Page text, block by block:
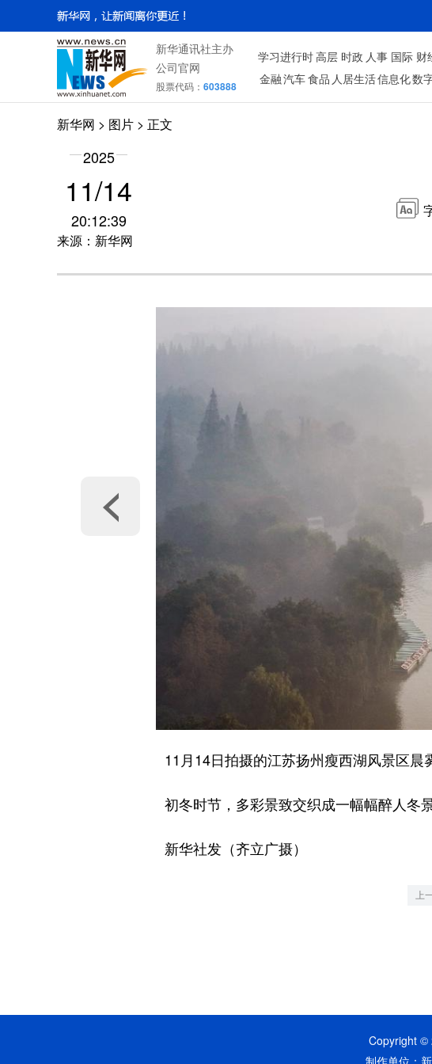
新华通讯社主办
公司官网
股票代码： 603888
学习进行时 高层 时政 人事 国际 财
金融 汽车 食品 人居生活信息化数
新华网 > 图片 > 正文
2025
11/14
20:12:39
来源：新华网
11月14日拍摄的江苏扬州瘦西湖风景区晨
初冬时节，多彩景致交织成一幅幅醉人冬景
新华社发（齐立广摄）
上
Copyright ©